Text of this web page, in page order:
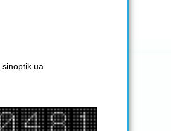
sinoptik.ua